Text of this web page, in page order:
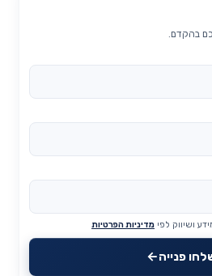
בהקדם.
ושיווק לפי מדיניות הפרטיות
פנייה